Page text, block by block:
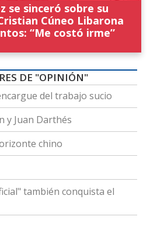
se sinceró sobre su
Cúneo Libarona
“Me costó irme”
DE "OPINIÓN"
del trabajo sucio
y Juan Darthés
chino
también conquista el